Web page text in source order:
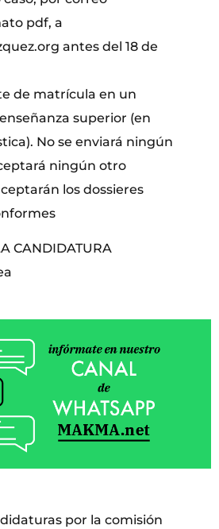
pdf, a
antes del 18 de
de matrícula en un
superior (en
No se enviará ningún
ningún otro
los dossieres
CANDIDATURA
por la comisión